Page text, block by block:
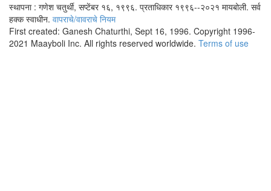
स्थापना : गणेश चतुर्थी, सप्टेंबर १६, १९९६. प्रताधिकार १९९६--२०२१ मायबोली. सर्व
हक्क स्वाधीन. वापराचे/वावराचे नियम
First created: Ganesh Chaturthi, Sept 16, 1996. Copyright 1996-
2021 Maayboli Inc. All rights reserved worldwide. Terms of use